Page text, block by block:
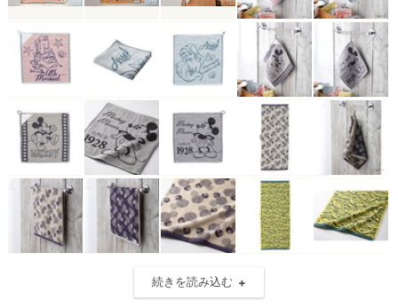
続きを読み込む